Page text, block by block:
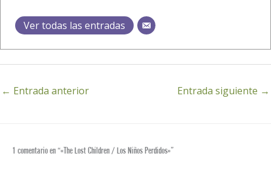
Ver todas las entradas
← Entrada anterior Entrada siguiente →
1 comentario en “«The Lost Children / Los Niños Perdidos»”